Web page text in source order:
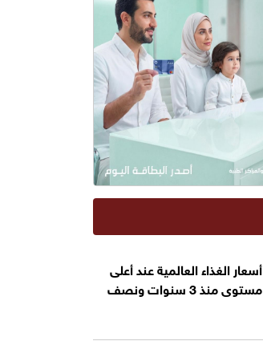
أسعار الغذاء العالمية عند أعلى
مستوى منذ 3 سنوات ونصف